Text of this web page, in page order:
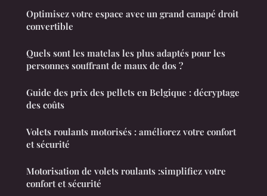
Optimisez votre espace avec un grand canapé droit
convertible
Quels sont les matelas les plus adaptés pour les
personnes souffrant de maux de dos ?
Guide des prix des pellets en Belgique : décryptage
des coûts
Volets roulants motorisés : améliorez votre confort
et sécurité
Motorisation de volets roulants :simplifiez votre
confort et sécurité